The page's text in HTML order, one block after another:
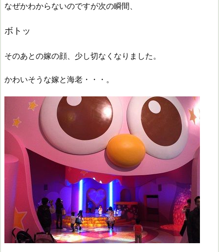
なぜかわからないのですが次の瞬間、
ボトッ
そのあとの嫁の顔、少し切なくなりました。
かわいそうな嫁と海老・・・。